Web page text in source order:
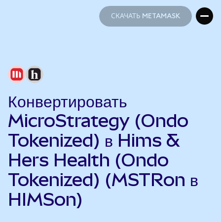
СКАЧАТЬ METAMASK
Конвертировать
MicroStrategy (Ondo
Tokenized) в Hims &
Hers Health (Ondo
Tokenized) (MSTRon в
HIMSon)